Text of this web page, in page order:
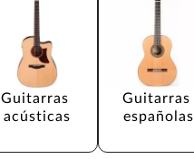
Guitarras
acústicas
Guitarras
españolas